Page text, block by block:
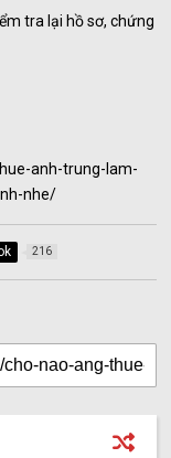
tra lại hồ sơ, chứng
anh-trung-lam-
nhe/
216